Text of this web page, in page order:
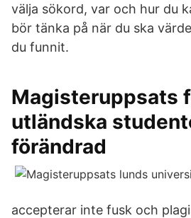
välja sökord, var och hur du
bör tänka på när du ska
du funnit.
Magisteruppsats
utländska
förändrad
accepterar inte fusk och